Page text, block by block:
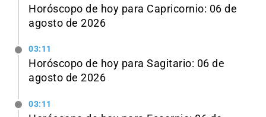
Horóscopo de hoy para Capricornio: 06 de
agosto de 2026
03:11
Horóscopo de hoy para Sagitario: 06 de
agosto de 2026
03:11